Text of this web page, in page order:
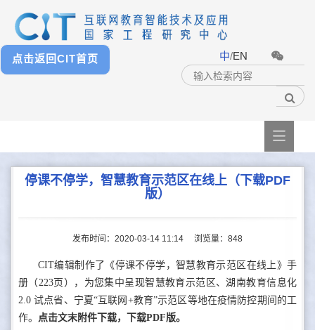
点击返回CIT首页 中/EN

停课不停学，智慧教育示范区在线上（下载PDF
版）
发布时间：2020-03-14 11:14 浏览量： 848
CIT编辑制作了《停课不停学，智慧教育示范区在线上》手
册（223页），为您集中呈现智慧教育示范区、湖南教育信息化
2.0 试点省、宁夏“互联网+教育”示范区等地在疫情防控期间的工
作。 点击文末附件下载，下载PDF版。